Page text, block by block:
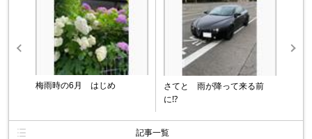
梅雨時の6月 はじめ
さてと 雨が降って来る前
に⁉️
記事一覧